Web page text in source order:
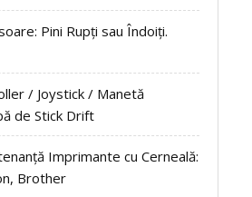
Pini Rupți sau Îndoiți.
/ Joystick / Manetă
de Stick Drift
Imprimante cu Cerneală:
Brother